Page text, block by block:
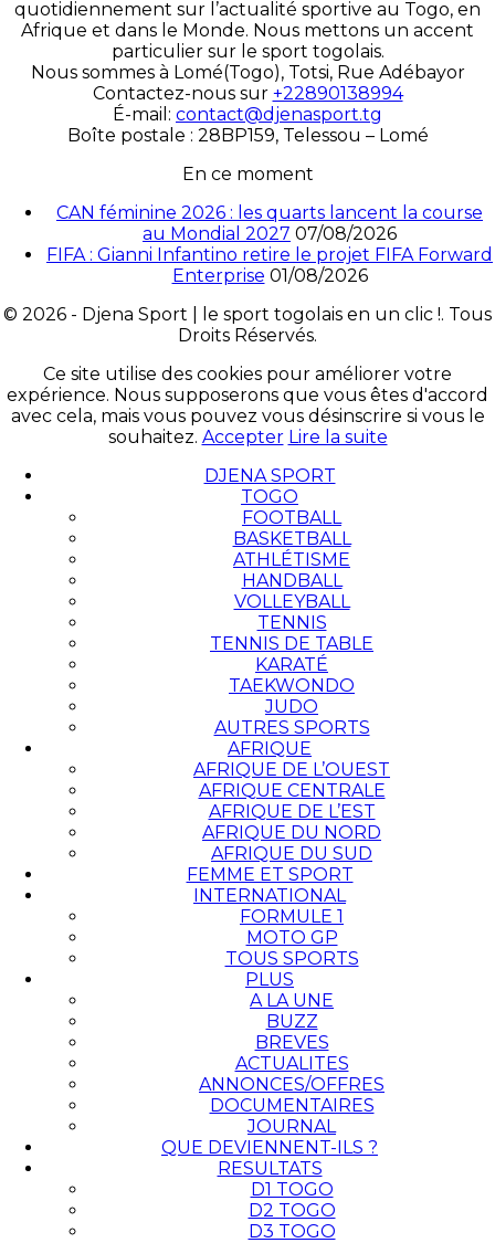
quotidiennement sur l’actualité sportive au Togo, en
Afrique et dans le Monde. Nous mettons un accent
particulier sur le sport togolais.
Nous sommes à Lomé(Togo), Totsi, Rue Adébayor
Contactez-nous sur +22890138994
É-mail: contact@djenasport.tg
Boîte postale : 28BP159, Telessou – Lomé
En ce moment
CAN féminine 2026 : les quarts lancent la course
au Mondial 2027 07/08/2026
FIFA : Gianni Infantino retire le projet FIFA Forward
Enterprise 01/08/2026
© 2026 - Djena Sport | le sport togolais en un clic !. Tous
Droits Réservés.
Ce site utilise des cookies pour améliorer votre
expérience. Nous supposerons que vous êtes d'accord
avec cela, mais vous pouvez vous désinscrire si vous le
souhaitez. Accepter Lire la suite
DJENA SPORT
TOGO
FOOTBALL
BASKETBALL
ATHLÉTISME
HANDBALL
VOLLEYBALL
TENNIS
TENNIS DE TABLE
KARATÉ
TAEKWONDO
JUDO
AUTRES SPORTS
AFRIQUE
AFRIQUE DE L’OUEST
AFRIQUE CENTRALE
AFRIQUE DE L’EST
AFRIQUE DU NORD
AFRIQUE DU SUD
FEMME ET SPORT
INTERNATIONAL
FORMULE 1
MOTO GP
TOUS SPORTS
PLUS
A LA UNE
BUZZ
BREVES
ACTUALITES
ANNONCES/OFFRES
DOCUMENTAIRES
JOURNAL
QUE DEVIENNENT-ILS ?
RESULTATS
D1 TOGO
D2 TOGO
D3 TOGO